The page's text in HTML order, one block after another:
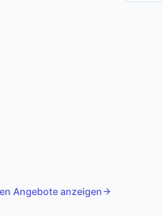
Angebote anzeigen